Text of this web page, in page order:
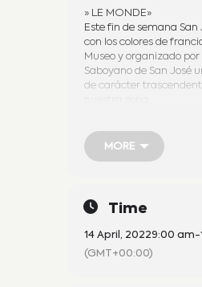
» LE MONDE»
Este fin de semana San
con los colores de
Museo y organizado
Saboyano de San José
de carácter
encuadernaciones que
colección de diarios : » Le
Monde Diplomatique».
En esta oportunidad el
Saboyano es la
quien junto al Museo
hasta el sábado 16 en el
MORE
Time
14 April, 20229:00 am-
(GMT+00:00)